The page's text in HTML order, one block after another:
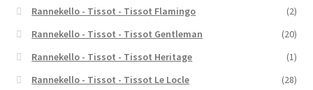
Rannekello - Tissot - Tissot Flamingo
(2)
Rannekello - Tissot - Tissot Gentleman
(20)
Rannekello - Tissot - Tissot Heritage
(1)
Rannekello - Tissot - Tissot Le Locle
(28)